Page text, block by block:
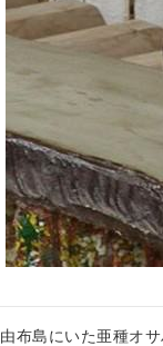
由布島にいた亜種オ